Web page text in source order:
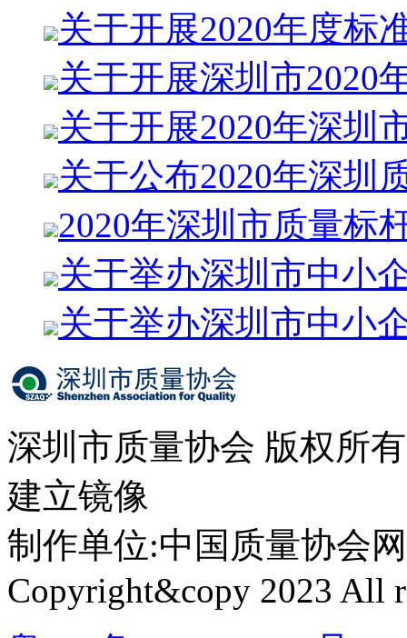
关于开展2020年度标
关于开展深圳市2020
关于开展2020年深圳
关于公布2020年深圳
2020年深圳市质量标
关于举办深圳市中小
关于举办深圳市中小
深圳市质量协会 版权所
建立镜像
制作单位:中国质量协会
Copyright&copy 2023 All